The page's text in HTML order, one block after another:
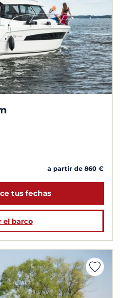
a partir de 860 €
tus fechas
el barco